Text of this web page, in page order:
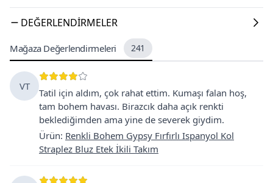
DEĞERLENDIRMELER
Mağaza Değerlendirmeleri 241
VT
Tatil için aldım, çok rahat ettim. Kumaşı falan hoş,
tam bohem havası. Birazcık daha açık renkti
beklediğimden ama yine de severek giydim.
Ürün: Renkli Bohem Gypsy Fırfırlı Ispanyol Kol
Straplez Bluz Etek İkili Takım